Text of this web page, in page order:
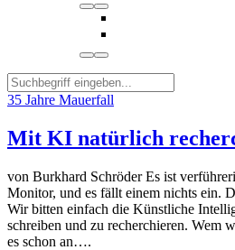
35 Jahre Mauerfall
Mit KI natürlich
von Burkhard Schröder Es ist
Monitor, und es fällt einem nichts ein.
Wir bitten einfach die Künstliche
schreiben und zu recherchieren. Wem
es schon an….